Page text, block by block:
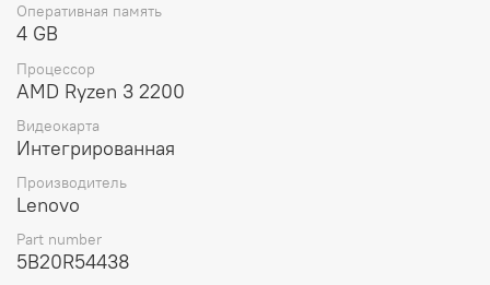
высококачественных материалов, материнская плата
обеспечивает стабильную работу устройства и его
высокую производительность.
Выбирая материнскую плату для ноутбука Lenovo V330-
14ARR WIN R3-2200U UMA 4G APS (5B20R54438), вы
получаете оригинальную деталь от проверенного
вашего устройства и его долгий срок службы.
Оперативная память
4 GB
Процессор
AMD Ryzen 3 2200
Видеокарта
Интегрированная
Производитель
Lenovo
Part number
5B20R54438